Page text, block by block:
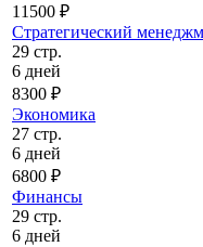
11500 ₽
Стратегический
29 стр.
6 дней
8300 ₽
Экономика
27 стр.
6 дней
6800 ₽
Финансы
29 стр.
6 дней